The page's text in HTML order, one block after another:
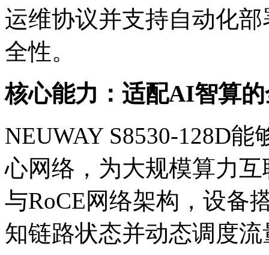
运维协议并支持自动化部
全性。
核心能力：适配AI智算
NEUWAY S8530-128D能
心网络，为大规模算
与RoCE网络架构，设备
知链路状态并动态调度流